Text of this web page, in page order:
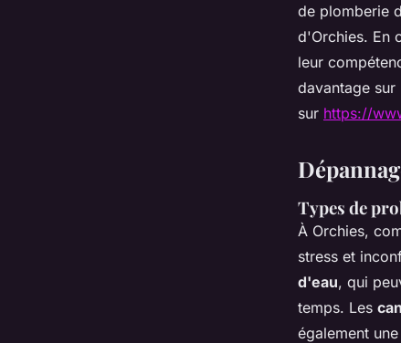
de plomberie
d'Orchies. En
leur
davantage
sur https://
Types de
À Orchies,
stress et
d'eau, qui
temps. Les
également